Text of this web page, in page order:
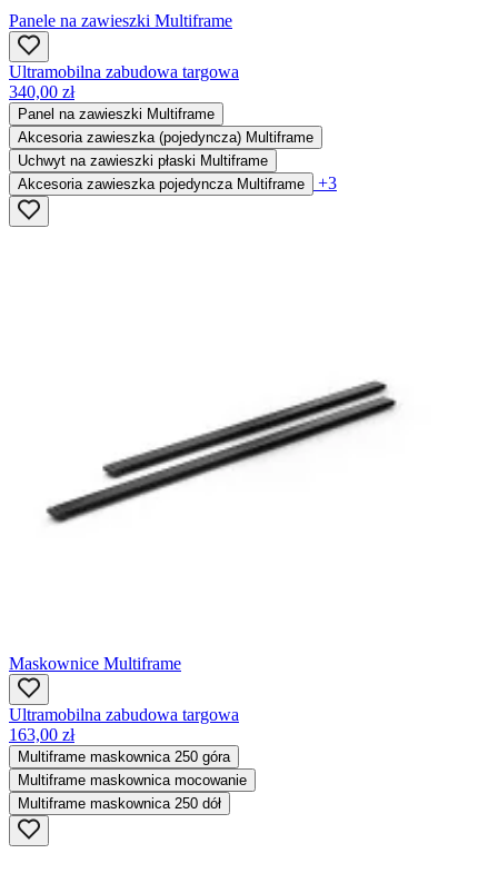
Panele na zawieszki Multiframe
Ultramobilna zabudowa targowa
340,00 zł
Panel na zawieszki Multiframe
Akcesoria zawieszka (pojedyncza) Multiframe
Uchwyt na zawieszki płaski Multiframe
Akcesoria zawieszka pojedyncza Multiframe
+3
Maskownice Multiframe
Ultramobilna zabudowa targowa
163,00 zł
Multiframe maskownica 250 góra
Multiframe maskownica mocowanie
Multiframe maskownica 250 dół